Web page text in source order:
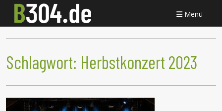
Menü
Schlagwort: Herbstkonzert 2023